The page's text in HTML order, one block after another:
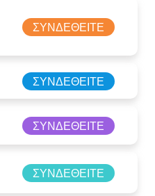
ΣΥΝΔΕΘΕΊΤΕ
ΣΥΝΔΕΘΕΊΤΕ
ΣΥΝΔΕΘΕΊΤΕ
ΣΥΝΔΕΘΕΊΤΕ